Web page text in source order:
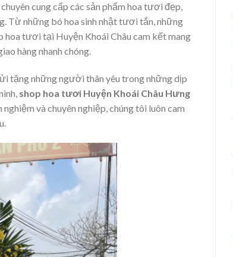
cung cấp các sản phẩm hoa tươi đẹp,
Từ những bó hoa sinh nhật tươi tắn, những
hoa tươi tại Huyện Khoái Châu cam kết mang
hàng nhanh chóng.
tặng những người thân yêu trong những dịp
shop hoa tươi Huyện Khoái Châu Hưng
và chuyên nghiệp, chúng tôi luôn cam